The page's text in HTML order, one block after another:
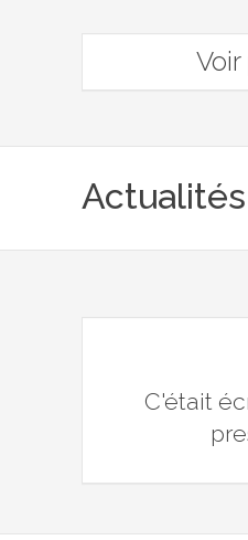
Actualités
C'était